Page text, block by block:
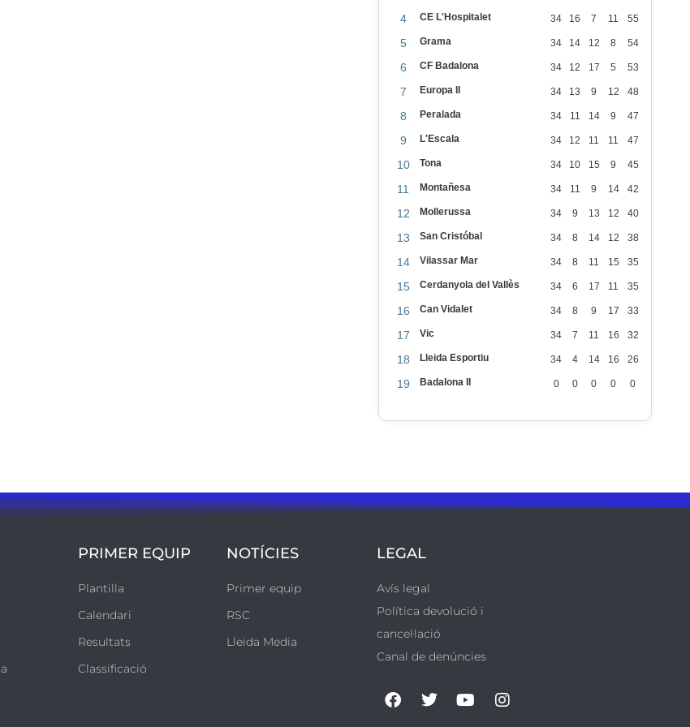
4 CE L'Hospitalet 34 16 7 11 55
5 Grama 34 14 12 8 54
6 CF Badalona 34 12 17 5 53
7 Europa II 34 13 9 12 48
8 Peralada 34 11 14 9 47
9 L'Escala 34 12 11 11 47
10 Tona 34 10 15 9 45
11 Montañesa 34 11 9 14 42
12 Mollerussa 34 9 13 12 40
13 San Cristóbal 34 8 14 12 38
14 Vilassar Mar 34 8 11 15 35
15 Cerdanyola del Vallès 34 6 17 11 35
16 Can Vidalet 34 8 9 17 33
17 Vic 34 7 11 16 32
18 Lleida Esportiu 34 4 14 16 26
19 Badalona II 0 0 0 0 0
PRIMER EQUIP
Plantilla
Calendari
Resultats
Classificació
NOTÍCIES
Primer equip
RSC
Lleida Media
LEGAL
Avís legal
Política devolució i
cancel·lació
Canal de denúncies